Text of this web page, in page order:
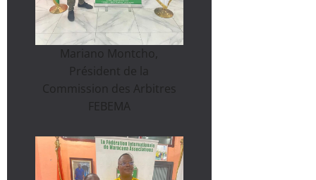
Mariano Montcho,
Président de la
Commission des Arbitres
FEBEMA